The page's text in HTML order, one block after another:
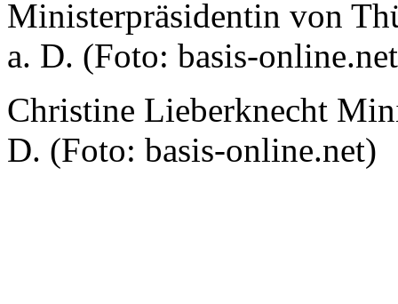
Christine Lieberknecht
D. (Foto: basis-online.net)